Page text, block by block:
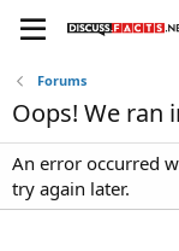
Forums
Oops! We ran
An error occurred
try again later.